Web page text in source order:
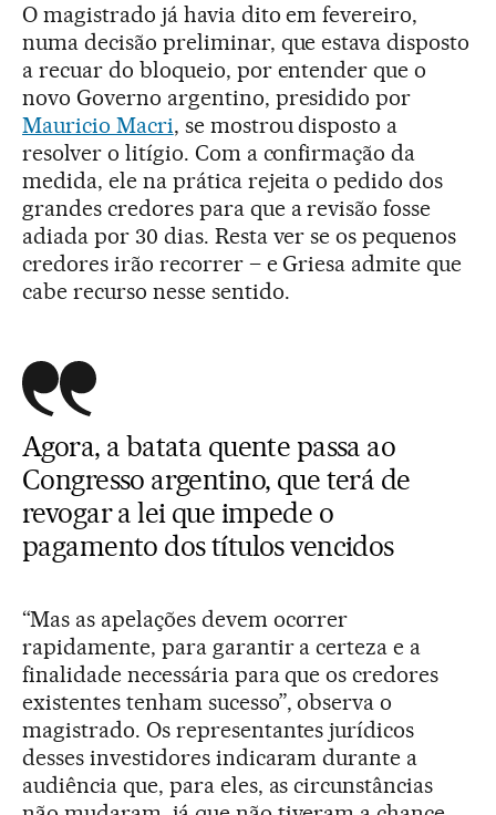
O magistrado já havia dito em fevereiro,
numa decisão preliminar, que estava disposto
a recuar do bloqueio, por entender que o
novo Governo argentino, presidido por
Mauricio Macri, se mostrou disposto a
resolver o litígio. Com a confirmação da
medida, ele na prática rejeita o pedido dos
grandes credores para que a revisão fosse
adiada por 30 dias. Resta ver se os pequenos
credores irão recorrer – e Griesa admite que
cabe recurso nesse sentido.
Agora, a batata quente passa ao
Congresso argentino, que terá de
revogar a lei que impede o
pagamento dos títulos vencidos
“Mas as apelações devem ocorrer
rapidamente, para garantir a certeza e a
finalidade necessária para que os credores
existentes tenham sucesso”, observa o
magistrado. Os representantes jurídicos
desses investidores indicaram durante a
audiência que, para eles, as circunstâncias